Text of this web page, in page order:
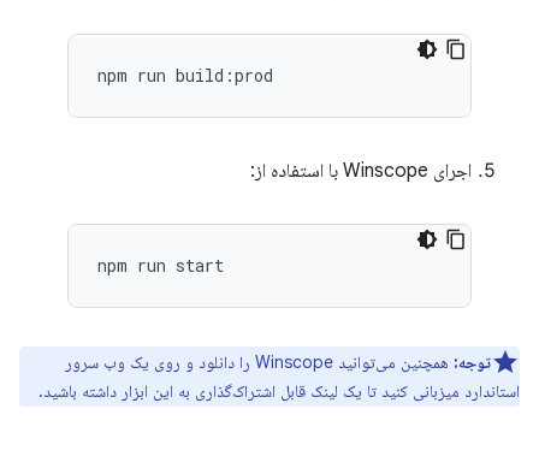
اجرای Winscope با استفاده از:
توجه:
همچنین می‌توانید Winscope را دانلود و روی یک وب سرور
استاندارد میزبانی کنید تا یک لینک قابل اشتراک‌گذاری به این ابزار داشته باشید.